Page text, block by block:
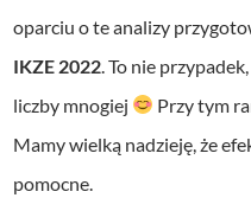
oparciu o te analizy
IKZE 2022. To nie
liczby mnogiej
Przy tym
Mamy wielką nadzieję, że
pomocne.